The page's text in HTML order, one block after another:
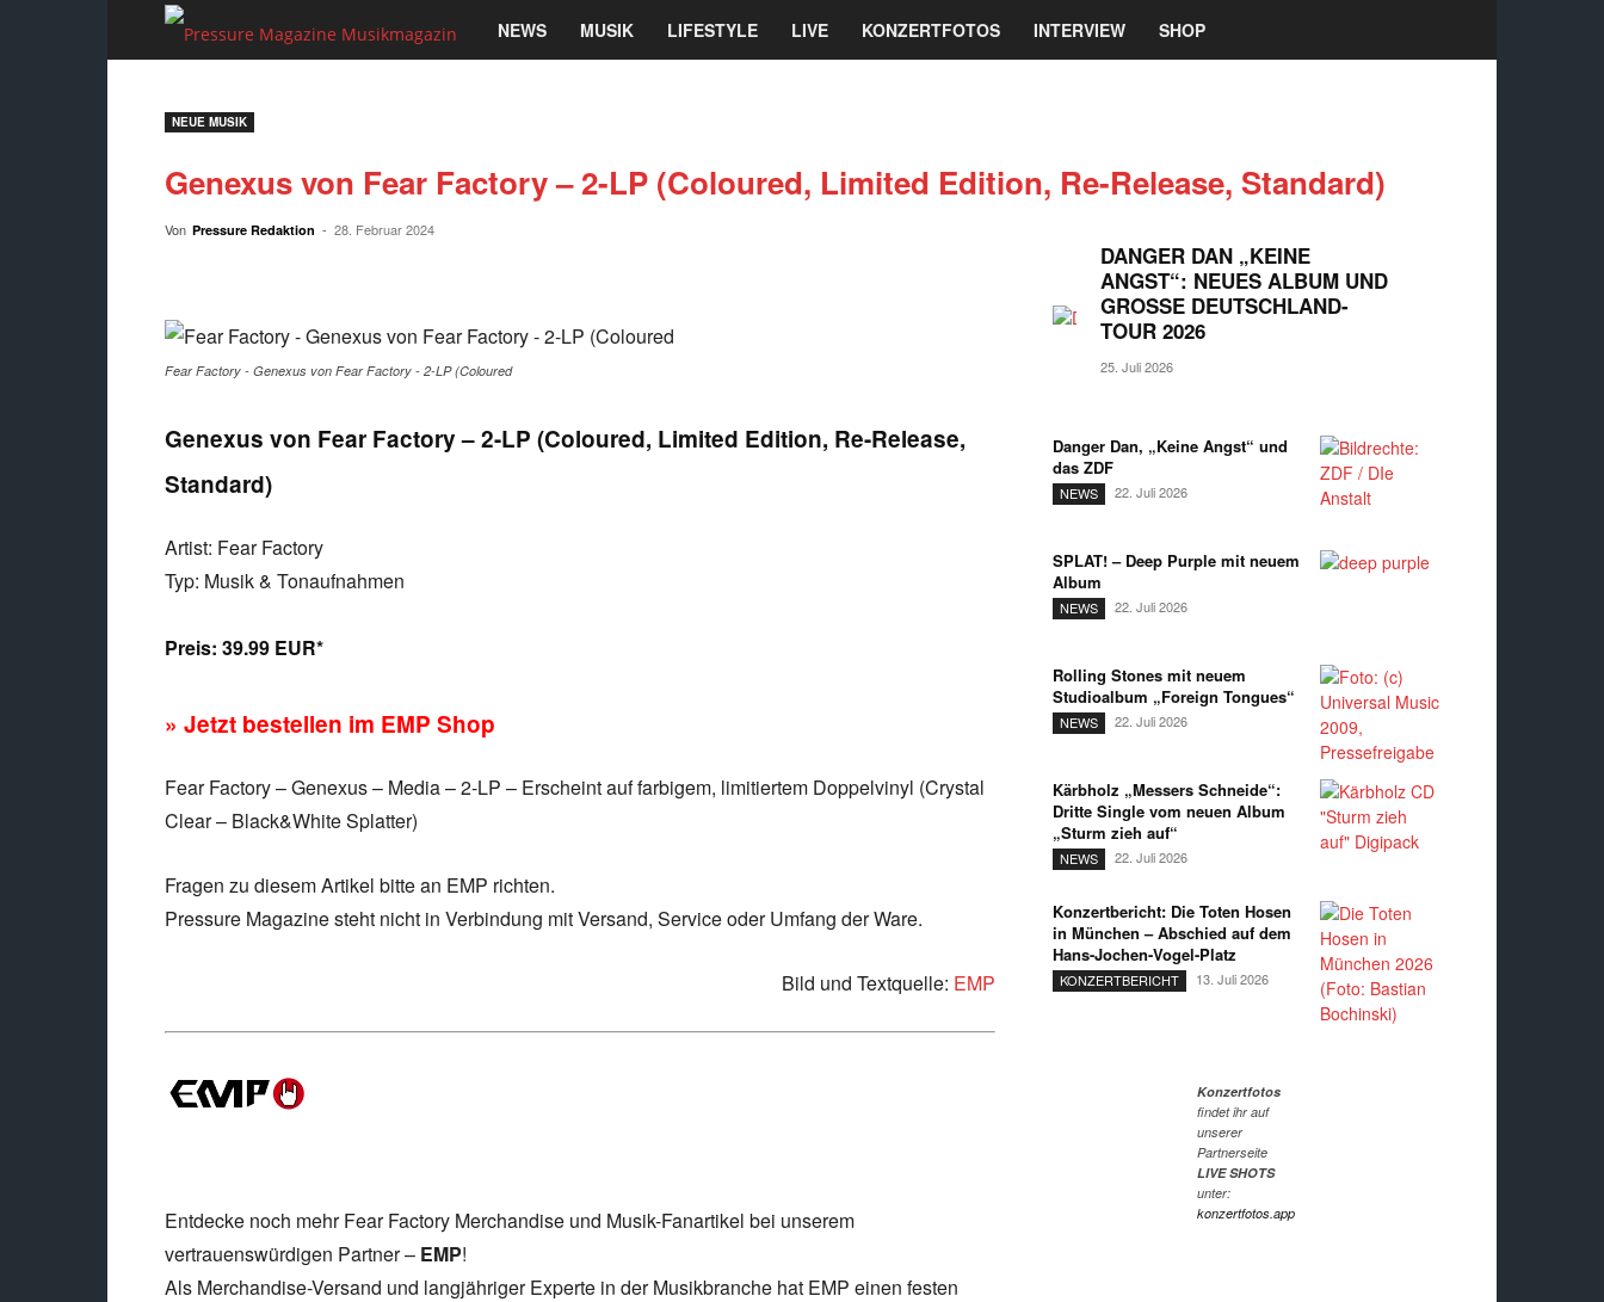
Pressure
NEWS MUSIK LIFESTYLE LIVE KONZERTFOTOS INTERVIEW SHOP
NEUE MUSIK
Genexus von Fear Factory – 2-LP (Coloured, Limited Edition, Re-Release, Standard)
Von Pressure Redaktion - 28. Februar 2024
Fear Factory - Genexus von Fear Factory - 2-LP (Coloured
Genexus von Fear Factory – 2-LP (Coloured, Limited Edition, Re-Release,
Standard)
Artist: Fear Factory
Typ: Musik & Tonaufnahmen
Preis: 39.99 EUR*
» Jetzt bestellen im EMP Shop
Fear Factory – Genexus – Media – 2-LP – Erscheint auf farbigem, limitiertem Doppelvinyl (Crystal
Clear – Black&White Splatter)
Fragen zu diesem Artikel bitte an EMP richten.
Pressure Magazine steht nicht in Verbindung mit Versand, Service oder Umfang der Ware.
Bild und Textquelle: EMP
Entdecke noch mehr Fear Factory Merchandise und Musik-Fanartikel bei unserem
vertrauenswürdigen Partner – EMP!
Als Merchandise-Versand und langjähriger Experte in der Musikbranche hat EMP einen festen
DANGER DAN „KEINE
ANGST“: NEUES ALBUM UND
GROSSE DEUTSCHLAND-T
OUR 2026
25. Juli 2026
Danger Dan, „Keine Angst“ und
das ZDF
NEWS 22. Juli 2026
SPLAT! – Deep Purple mit neuem
Album
NEWS 22. Juli 2026
Rolling Stones mit neuem
Studioalbum „Foreign Tongues“
NEWS 22. Juli 2026
Kärbholz „Messers Schneide“:
Dritte Single vom neuen Album
„Sturm zieh auf“
NEWS 22. Juli 2026
Konzertbericht: Die Toten Hosen
in München – Abschied auf dem
Hans-Jochen-Vogel-Platz
KONZERTBERICHT 13. Juli 2026
Konzertfotos
findet ihr auf
unserer
Partnerseite
LIVE SHOTS
unter:
konzertfotos.app